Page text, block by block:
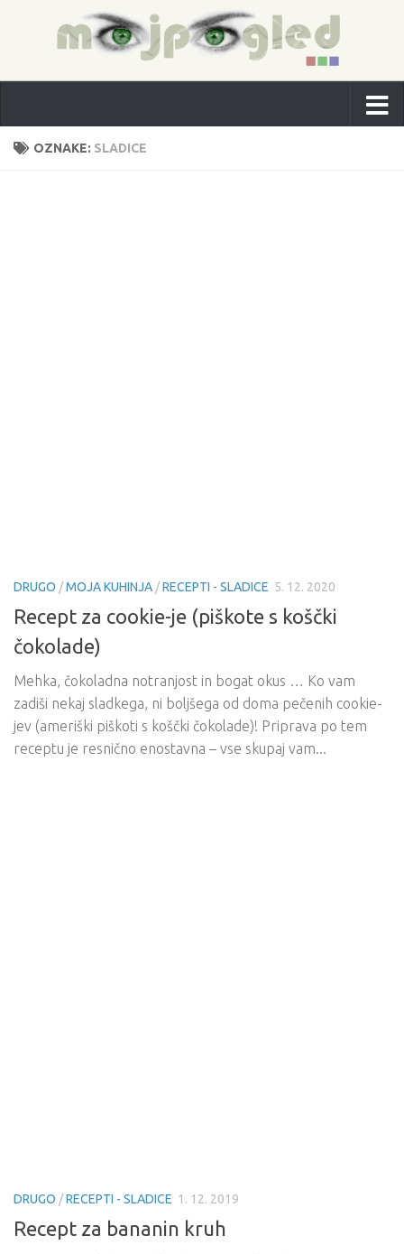
OZNAKE: SLADICE
DRUGO /MOJA KUHINJA /RECEPTI - SLADICE 5. 12. 2020
Recept za cookie-je (piškote s koščki
čokolade)
Mehka, čokoladna notranjost in bogat okus … Ko vam
zadiši nekaj sladkega, ni boljšega od doma pečenih cookie-
jev (ameriški piškoti s koščki čokolade)! Priprava po tem
receptu je resnično enostavna – vse skupaj vam...
DRUGO /RECEPTI - SLADICE 1. 12. 2019
Recept za bananin kruh